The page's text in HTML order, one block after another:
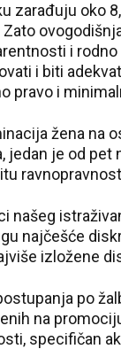
zarađuju oko
Zato
i
i biti
pravo i
žena na
jedan je od pet
našeg
najčešće
izložene
po
na
specifičan